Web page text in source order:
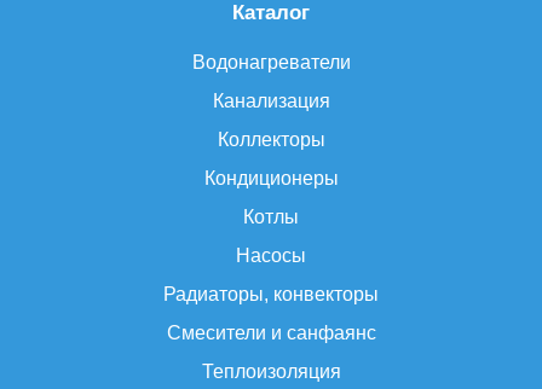
Каталог
Водонагреватели
Канализация
Коллекторы
Кондиционеры
Котлы
Насосы
Радиаторы, конвекторы
Смесители и санфаянс
Теплоизоляция